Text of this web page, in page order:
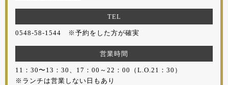
TEL
0548-58-1544 ※予約をした方が確実
営業時間
11：30〜13：30、17：00～22：00（L.O.21：30）
※ランチは営業しない日もあり